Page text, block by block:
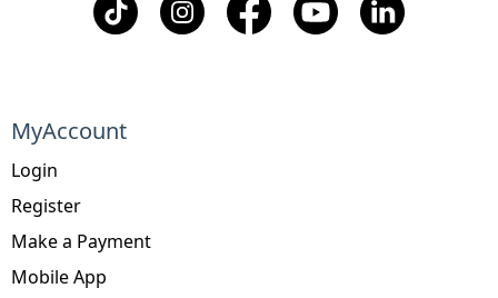
MyAccount
Login
Register
Make a Payment
Mobile App